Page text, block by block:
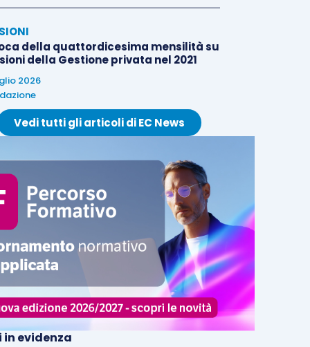
della quattordicesima mensilità su
della Gestione privata nel 2021
2026
Vedi tutti gli articoli di EC News
in evidenza